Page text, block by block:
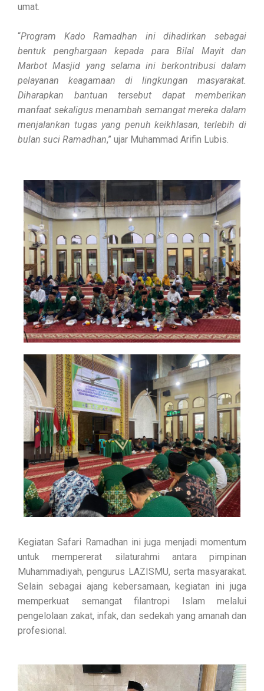
umat.
“Program Kado Ramadhan ini dihadirkan sebagai
bentuk penghargaan kepada para Bilal Mayit dan
Marbot Masjid yang selama ini berkontribusi dalam
pelayanan keagamaan di lingkungan masyarakat.
Diharapkan bantuan tersebut dapat memberikan
manfaat sekaligus menambah semangat mereka dalam
menjalankan tugas yang penuh keikhlasan, terlebih di
bulan suci Ramadhan,” ujar Muhammad Arifin Lubis.
Kegiatan Safari Ramadhan ini juga menjadi momentum
untuk mempererat silaturahmi antara pimpinan
Muhammadiyah, pengurus LAZISMU, serta masyarakat.
Selain sebagai ajang kebersamaan, kegiatan ini juga
memperkuat semangat filantropi Islam melalui
pengelolaan zakat, infak, dan sedekah yang amanah dan
profesional.